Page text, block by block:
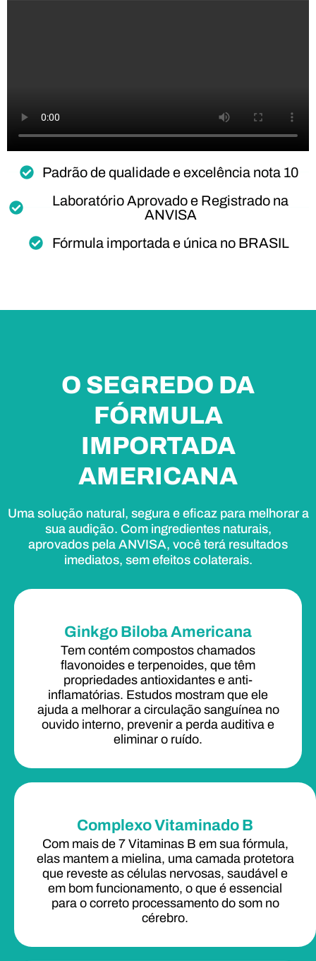
Padrão de qualidade e excelência nota 10
Laboratório Aprovado e Registrado na
ANVISA
Fórmula importada e única no BRASIL
O SEGREDO DA
FÓRMULA
IMPORTADA
AMERICANA
Uma solução natural, segura e eficaz para melhorar a
sua audição. Com ingredientes naturais,
aprovados pela ANVISA, você terá resultados
imediatos, sem efeitos colaterais.
Ginkgo Biloba Americana
Tem contém compostos chamados
flavonoides e terpenoides, que têm
propriedades antioxidantes e anti-
inflamatórias. Estudos mostram que ele
ajuda a melhorar a circulação sanguínea no
ouvido interno, prevenir a perda auditiva e
eliminar o ruído.
Complexo Vitaminado B
Com mais de 7 Vitaminas B em sua fórmula,
elas mantem a mielina, uma camada protetora
que reveste as células nervosas, saudável e
em bom funcionamento, o que é essencial
para o correto processamento do som no
cérebro.